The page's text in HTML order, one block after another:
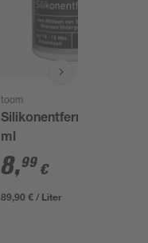
toom
Silikonentferner 100
ml
8,99 €
89,90 € / Liter